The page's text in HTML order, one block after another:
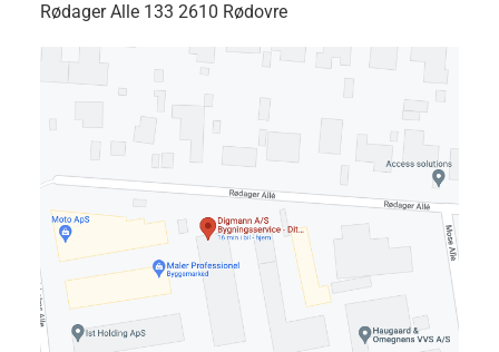
Rødager Alle 133 2610 Rødovre